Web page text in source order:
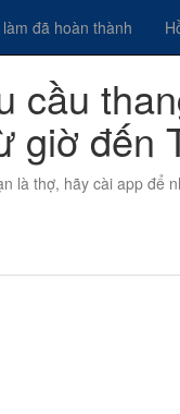
đã hoàn thành
cầu
giờ đến
là thợ, hãy cài app để